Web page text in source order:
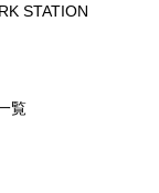
STATION
覧